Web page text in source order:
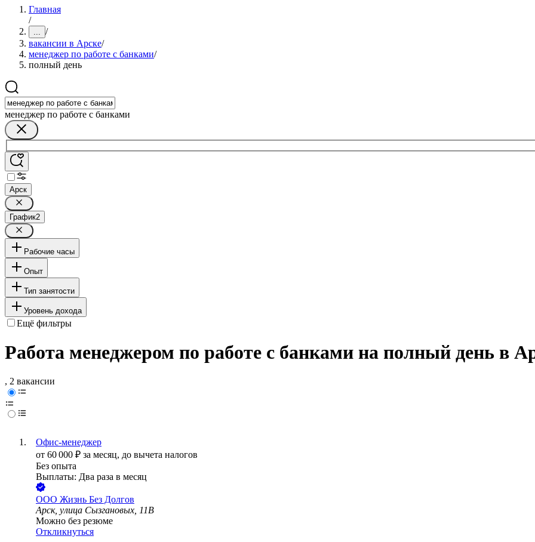
Главная
/
... /
вакансии в Арске/
менеджер по работе с банками/
полный день
менеджер по работе с банками
Арск
График2
Рабочие часы
Опыт
Тип занятости
Уровень дохода
Ещё фильтры
Работа менеджером по работе с банками на полный день в
, 2 вакансии
Офис-менеджер
от 60 000 ₽ за месяц, до вычета налогов
Без опыта
Выплаты: Два раза в месяц
ООО Жизнь Без Долгов
Арск, улица Сызгановых, 11В
Можно без резюме
Откликнуться